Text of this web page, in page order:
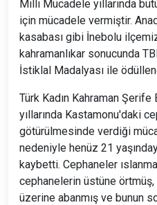
Milli Mücadele yıllarında
için mücadele vermiştir.
kasabası gibi İnebolu
kahramanlıkar sonucunda
İstiklal Madalyası ile
Türk Kadın Kahraman Şerife
yıllarında Kastamonu'daki
götürülmesinde verdiği
nedeniyle henüz 21
kaybetti. Cephaneler
cephanelerin üstüne
üzerine abanmış ve bunun